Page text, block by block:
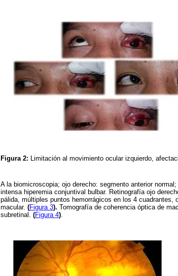
Figura 2: Limitación al movimiento ocular izquierdo,
A la biomicroscopia; ojo derecho: segmento anterior
intensa hiperemia conjuntival bulbar. Retinografía ojo
pálida, múltiples puntos hemorrágicos en los 4
macular. (Figura 3). Tomografía de coherencia óptica de
subretinal. (Figura 4)